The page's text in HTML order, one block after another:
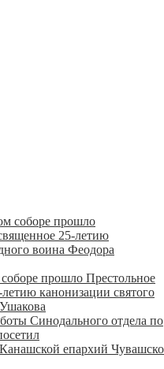
прошло Престольное
канонизации святого